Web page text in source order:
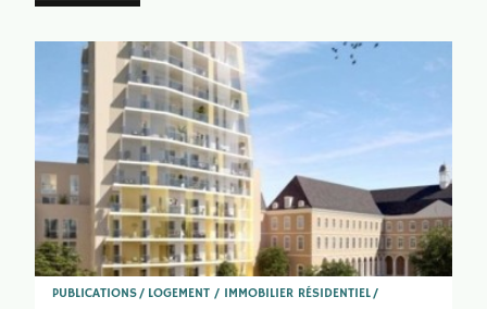
PUBLICATIONS
LOGEMENT / IMMOBILIER RÉSIDENTIEL